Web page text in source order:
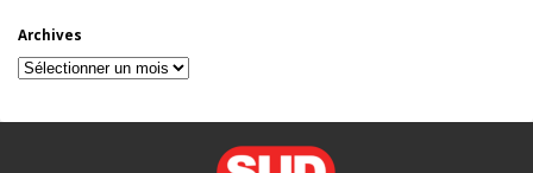
Archives
Archives